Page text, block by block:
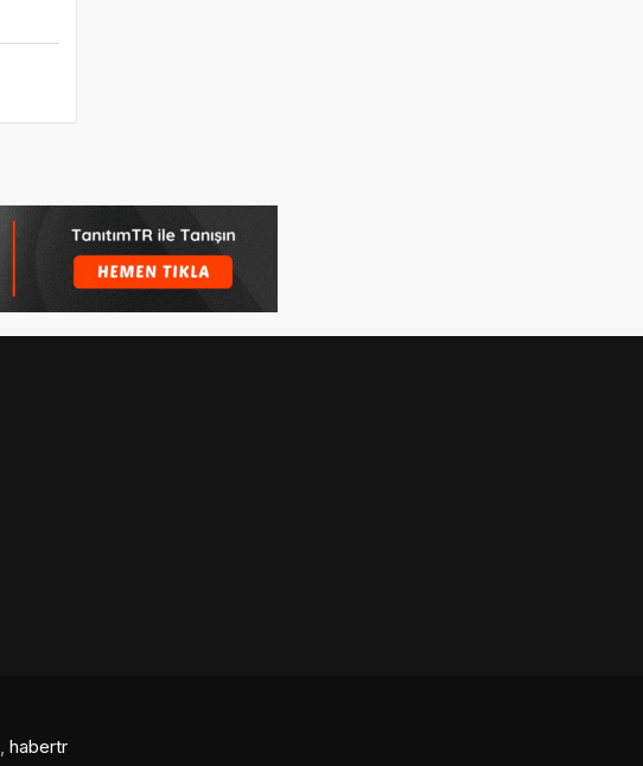
, habertr